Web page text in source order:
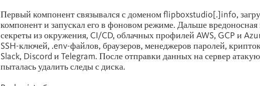
Первый компонент связывался с доменом flipboxstudio[.]info,
компонент и запускал его в фоновом режиме. Дальше вредоносная
секреты из окружения, CI/CD, облачных профилей AWS, GCP и
SSH-ключей, .env-файлов, браузеров, менеджеров паролей,
Slack, Discord и Telegram. После отправки данных на сервер
пыталась удалить следы с диска.